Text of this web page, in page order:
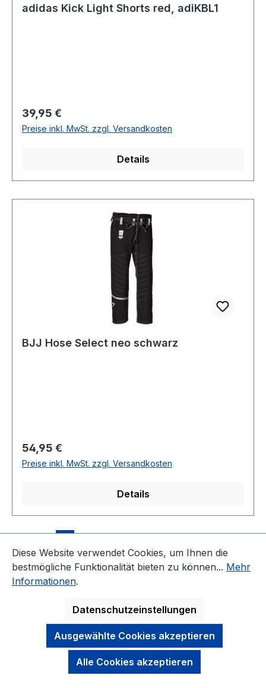
adidas Kick Light Shorts red, adiKBL1
Regulärer Preis:
39,95 €
Preise inkl. MwSt. zzgl. Versandkosten
Details
BJJ Hose Select neo schwarz
Regulärer Preis:
54,95 €
Preise inkl. MwSt. zzgl. Versandkosten
Details
NEWSLETTER
DARAUF KÖNNEN SIE SICH VERLASSEN
Diese Website verwendet Cookies, um Ihnen die
bestmögliche Funktionalität bieten zu können... Mehr
Informationen.
Datenschutzeinstellungen
Ausgewählte Cookies akzeptieren
Alle Cookies akzeptieren